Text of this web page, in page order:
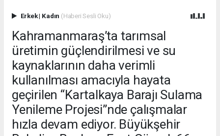
Erkek| Kadın (Haberi Sesli Oku)
Kahramanmaraş’ta tarımsal
üretimin güçlendirilmesi ve su
kaynaklarının daha verimli
kullanılması amacıyla hayata
geçirilen “Kartalkaya Barajı Sulama
Yenileme Projesi”nde çalışmalar
hızla devam ediyor. Büyükşehir